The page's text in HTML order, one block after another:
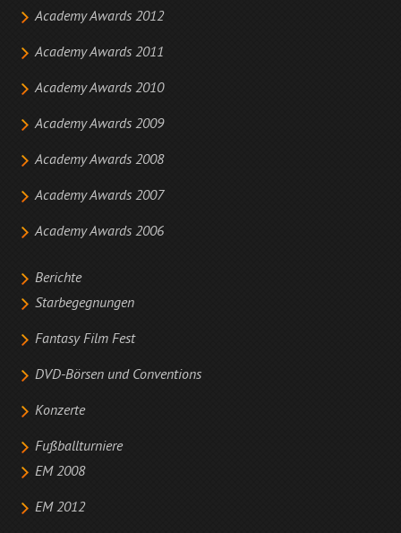
Academy Awards 2012
Academy Awards 2011
Academy Awards 2010
Academy Awards 2009
Academy Awards 2008
Academy Awards 2007
Academy Awards 2006
Berichte
Starbegegnungen
Fantasy Film Fest
DVD-Börsen und Conventions
Konzerte
Fußballturniere
EM 2008
EM 2012